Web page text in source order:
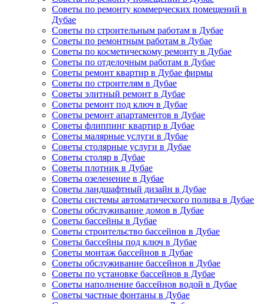
Советы по ремонту коммерческих помещений в
Дубае
Советы по строительным работам в Дубае
Советы по ремонтным работам в Дубае
Советы по косметическому ремонту в Дубае
Советы по отделочным работам в Дубае
Советы ремонт квартир в Дубае фирмы
Советы по строителям в Дубае
Советы элитный ремонт в Дубае
Советы ремонт под ключ в Дубае
Советы ремонт апартаментов в Дубае
Советы флиппинг квартир в Дубае
Советы малярные услуги в Дубае
Советы столярные услуги в Дубае
Советы столяр в Дубае
Советы плотник в Дубае
Советы озеленение в Дубае
Советы ландшафтный дизайн в Дубае
Советы системы автоматического полива в Дубае
Советы обслуживание домов в Дубае
Советы бассейны в Дубае
Советы строительство бассейнов в Дубае
Советы бассейны под ключ в Дубае
Советы монтаж бассейнов в Дубае
Советы обслуживание бассейнов в Дубае
Советы по установке бассейнов в Дубае
Советы наполнение бассейнов водой в Дубае
Советы частные фонтаны в Дубае